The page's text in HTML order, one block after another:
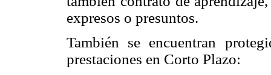
expresos o presuntos.
También se encuentran
prestaciones en Corto Plazo: